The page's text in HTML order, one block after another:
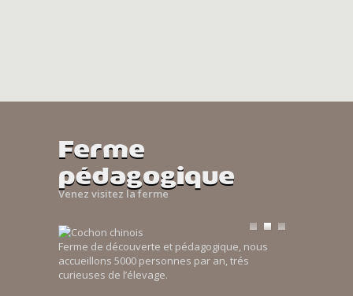
Ferme
pédagogique
Venez visitez la ferme
Ferme de découverte et pédagogique, nous
accueillons 5000 personnes par an, trés
curieuses de l’élevage.